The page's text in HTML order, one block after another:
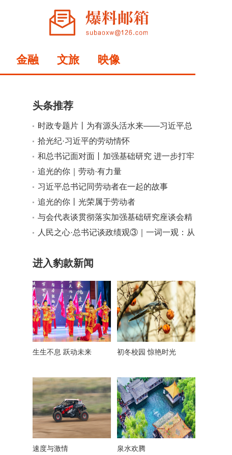
金融 文旅 映像
大
头条推荐
时政专题片丨为有源头活水来——习近平总
书记指引基础研究高质量发展
拾光纪·习近平的劳动情怀
和总书记面对面丨加强基础研究 进一步打牢
科技强国建设根基
追光的你｜劳动·有力量
习近平总书记同劳动者在一起的故事
追光的你丨光荣属于劳动者
与会代表谈贯彻落实加强基础研究座谈会精
神之一
人民之心·总书记谈政绩观③｜一词一观：从
进入豹款新闻
生生不息 跃动未来 初冬校园 惊艳时光
速度与激情 泉水欢腾